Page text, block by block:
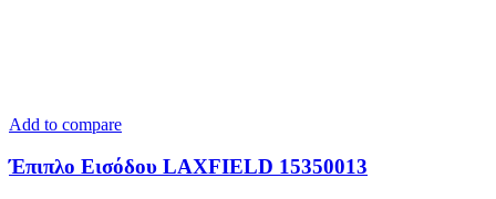
Add to compare
Έπιπλο Εισόδου LAXFIELD 15350013